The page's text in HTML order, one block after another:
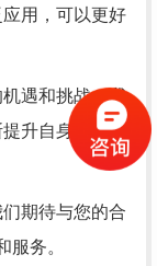
用，可以更好
遇和挑战。我
升自身技术 和
期待与您的合
服务。